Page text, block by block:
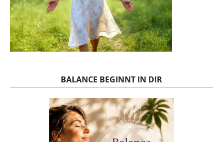
BALANCE BEGINNT IN DIR